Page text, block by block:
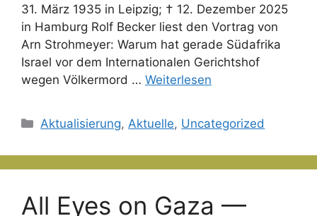
31. März 1935 in Leipzig; † 12. Dezember 2025
in Hamburg Rolf Becker liest den Vortrag von
Arn Strohmeyer: Warum hat gerade Südafrika
Israel vor dem Internationalen Gerichtshof
wegen Völkermord … Weiterlesen
Kategorien
Aktualisierung, Aktuelle, Uncategorized
All Eyes on Gaza —